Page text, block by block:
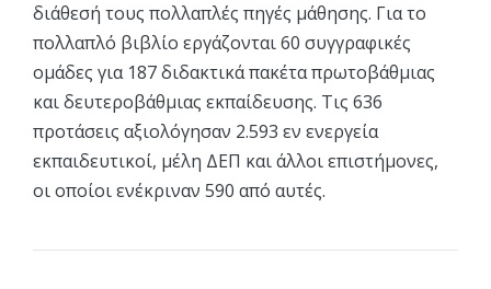
διάθεσή τους πολλαπλές πηγές μάθησης. Για το
πολλαπλό βιβλίο εργάζονται 60 συγγραφικές
ομάδες για 187 διδακτικά πακέτα πρωτοβάθμιας
και δευτεροβάθμιας εκπαίδευσης. Τις 636
προτάσεις αξιολόγησαν 2.593 εν ενεργεία
εκπαιδευτικοί, μέλη ΔΕΠ και άλλοι επιστήμονες,
οι οποίοι ενέκριναν 590 από αυτές.